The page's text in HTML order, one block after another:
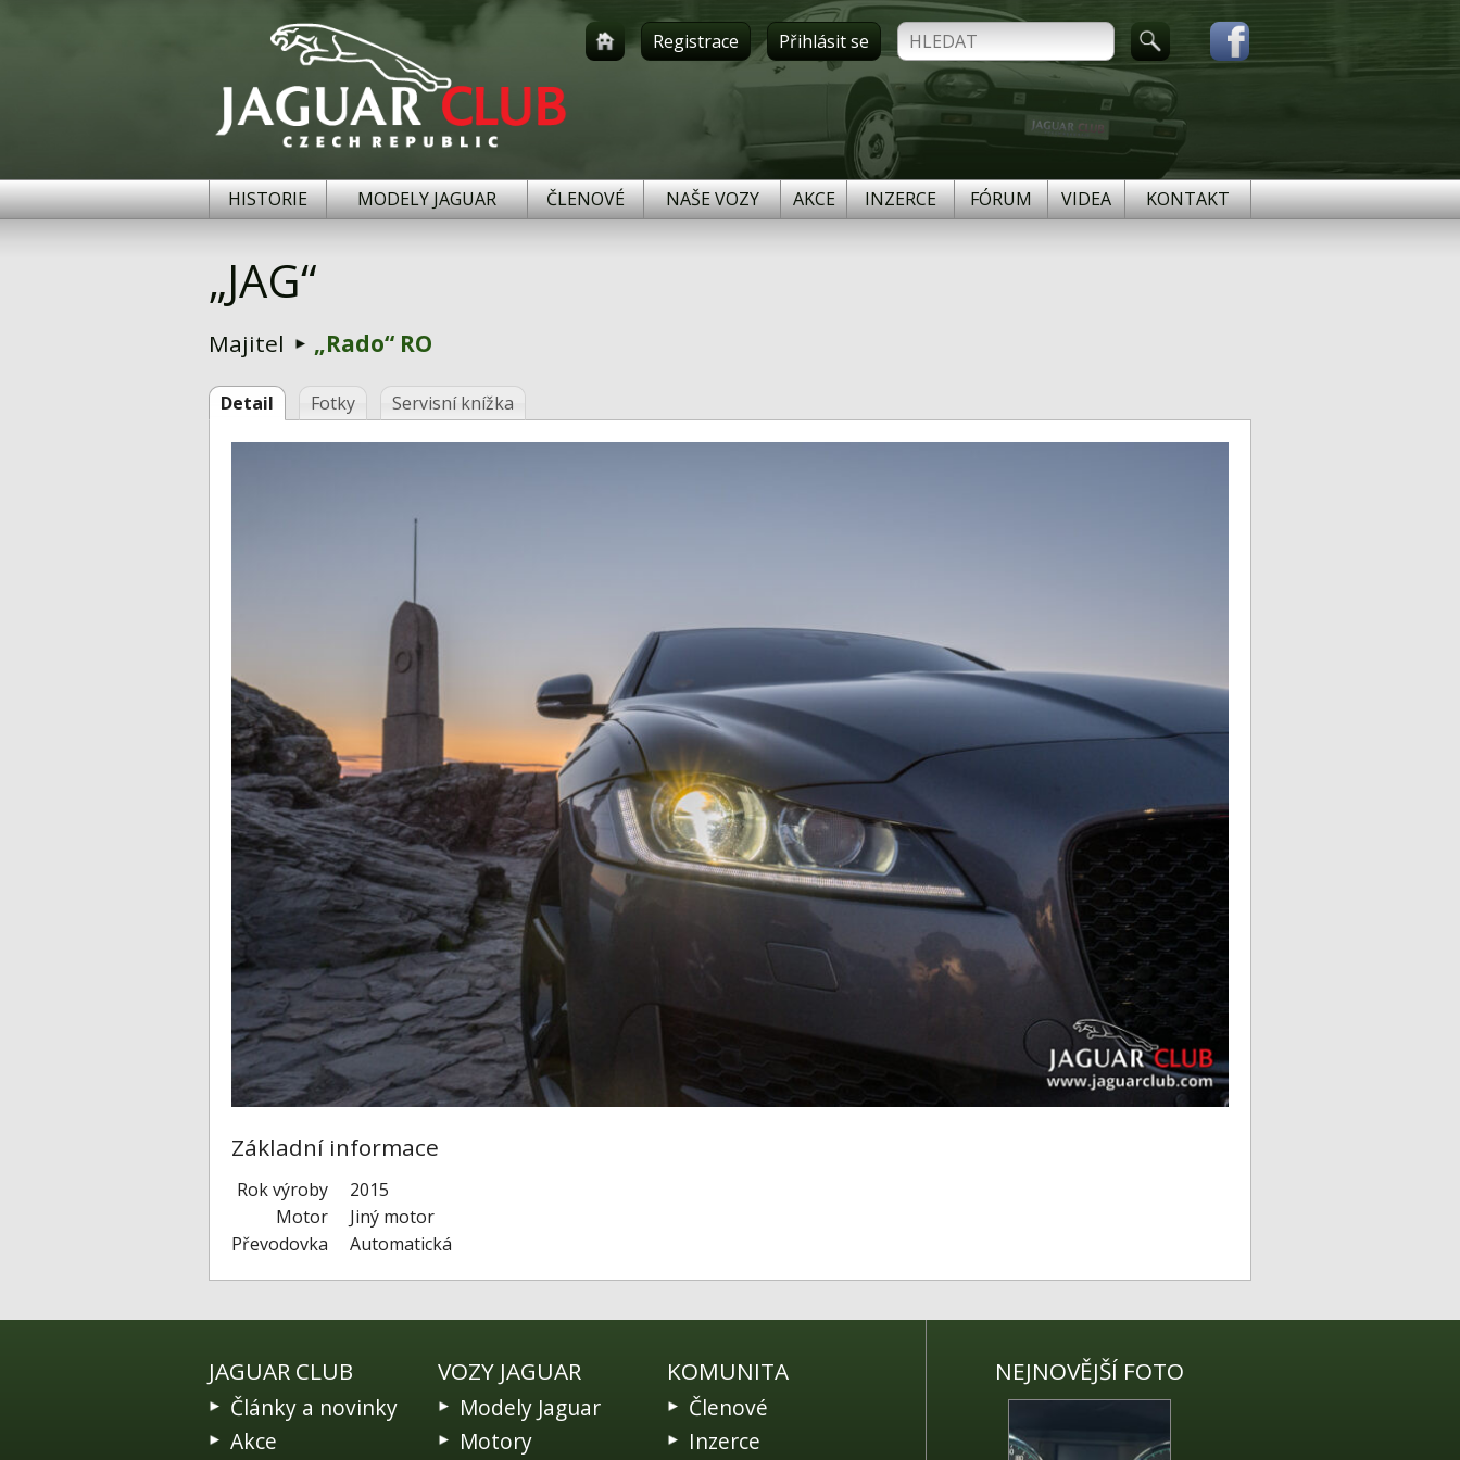
Registrace Přihlásit se
HISTORIE MODELY JAGUAR ČLENOVÉ NAŠE VOZY AKCE INZERCE FÓRUM VIDEA KONTAKT
„JAG“
Majitel „Rado“ RO
Detail Fotky Servisní knížka
Základní informace
Rok výroby
2015
Motor
Jiný motor
Převodovka
Automatická
JAGUAR CLUB
Články a novinky
Akce
VOZY JAGUAR
Modely Jaguar
Motory
KOMUNITA
Členové
Inzerce
NEJNOVĚJŠÍ FOTO